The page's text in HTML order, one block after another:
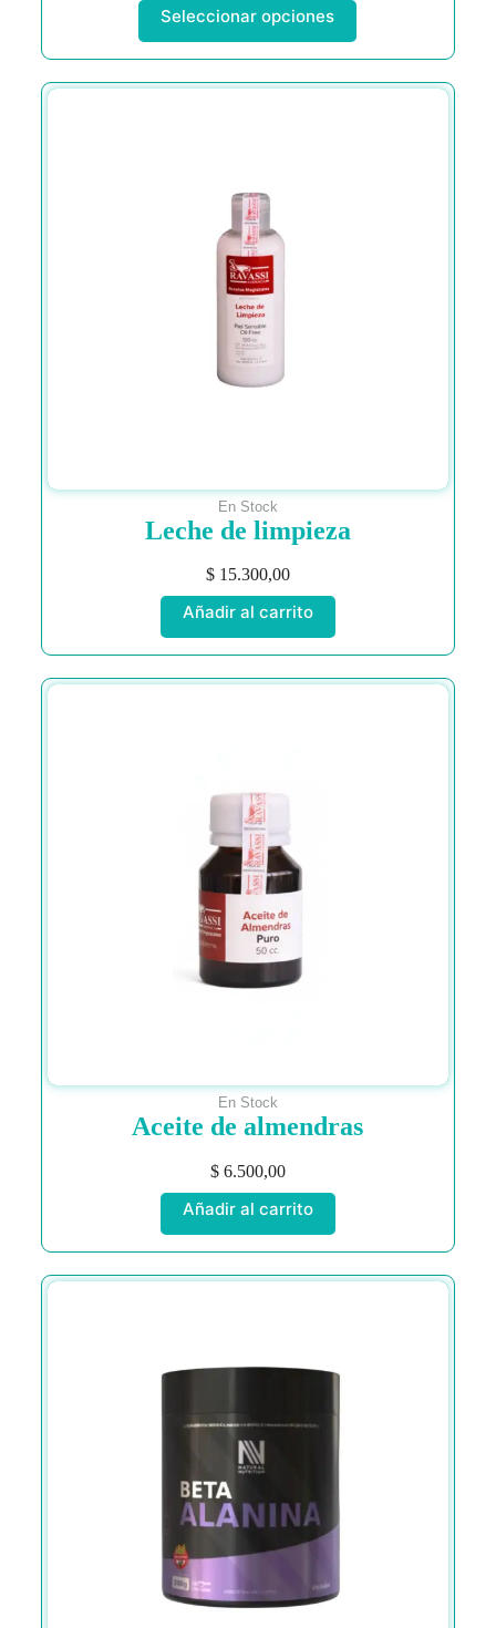
Seleccionar opciones
En Stock
Leche de limpieza
$15.300,00
Añadir al carrito
En Stock
Aceite de almendras
$6.500,00
Añadir al carrito